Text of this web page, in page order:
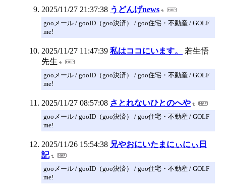
2025/11/27 21:37:38 うどんげnews
gooメール / gooID（goo決済） / goo住宅・不動産 / GOLF
me!
2025/11/27 11:47:39 私はココにいます。
若生悟
先生
gooメール / gooID（goo決済） / goo住宅・不動産 / GOLF
me!
2025/11/27 08:57:08 さとれないひとのへや
gooメール / gooID（goo決済） / goo住宅・不動産 / GOLF
me!
2025/11/26 15:54:38 兄やおにいたまにぃにぃ日
記
gooメール / gooID（goo決済） / goo住宅・不動産 / GOLF
me!